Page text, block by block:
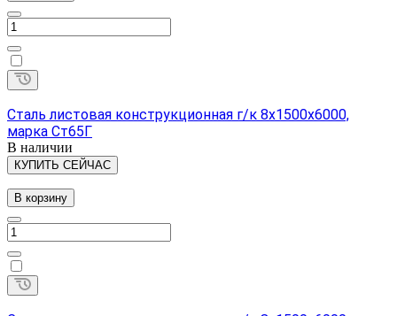
Сталь листовая конструкционная г/к 8х1500х6000,
марка Ст65Г
В наличии
КУПИТЬ СЕЙЧАС
В корзину